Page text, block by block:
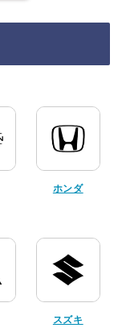
ホンダ
スズキ